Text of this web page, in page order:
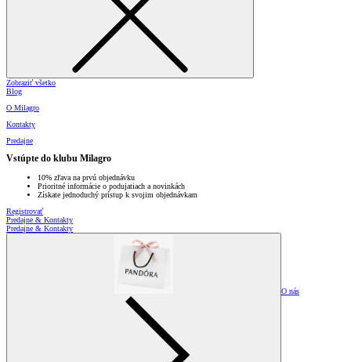
Zobraziť všetko
Blog
O Milagro
Kontakty
Predajne
Vstúpte do klubu Milagro
10% zľava na prvú objednávku
Prioritné informácie o podujatiach a novinkách
Získate jednoduchý prístup k svojim objednávkam
Registrovať
Predajne & Kontakty
Predajne & Kontakty
O nás